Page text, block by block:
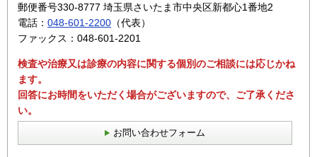
郵便番号330-8777 埼玉県さいたま市中央区新都心1番地2
電話： 048-601-2200 （代表）
ファックス：048-601-2201
検査や治療又は診療の内容に関する個別のご相談には応じかね
ます。
回答にお時間をいただく場合がございますので、ご了承くださ
い。
お問い合わせフォーム